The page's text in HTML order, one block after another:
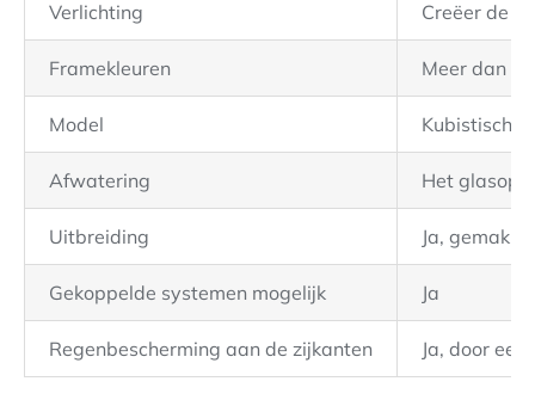
Verlichting Creëer de
Framekleuren Meer dan
Model Kubistisch
Afwatering Het
Uitbreiding Ja,
Gekoppelde systemen mogelijk Ja
Regenbescherming aan de zijkanten Ja, door